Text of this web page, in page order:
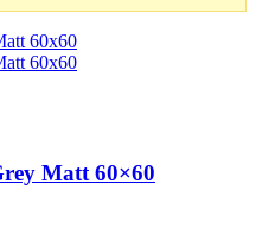
Matt 60×60